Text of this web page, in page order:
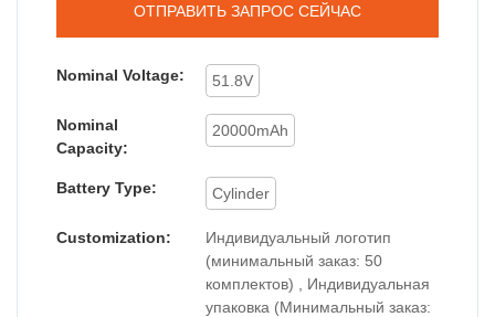
ОТПРАВИТЬ ЗАПРОС СЕЙЧАС
Nominal Voltage: 51.8V
Nominal
Capacity:
20000mAh
Battery Type: Cylinder
Customization:
Индивидуальный логотип
(минимальный заказ: 50
комплектов) , Индивидуальная
упаковка (Минимальный заказ: